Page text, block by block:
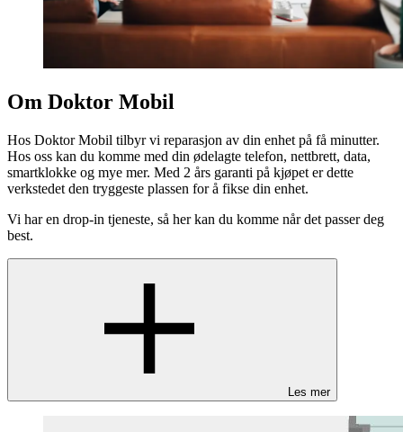
Om Doktor Mobil
Hos Doktor Mobil tilbyr vi reparasjon av din enhet på få minutter.
Hos oss kan du komme med din ødelagte telefon, nettbrett, data,
smartklokke og mye mer. Med 2 års garanti på kjøpet er dette
verkstedet den tryggeste plassen for å fikse din enhet.
Vi har en drop-in tjeneste, så her kan du komme når det passer deg
best.
Les mer